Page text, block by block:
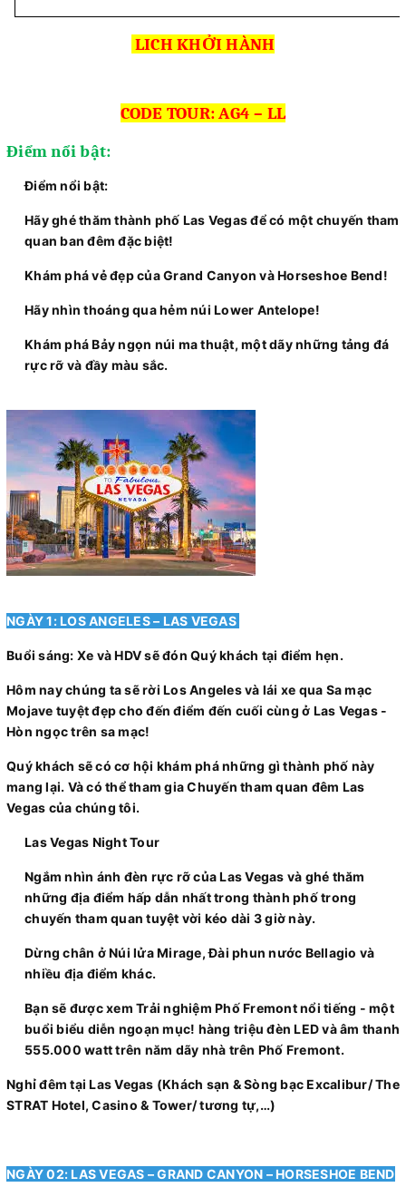
LICH KHỞI HÀNH
CODE TOUR: AG4 – LL
Điểm nổi bật:
Điểm nổi bật:
Hãy ghé thăm thành phố Las Vegas để có một chuyến tham
quan ban đêm đặc biệt!
Khám phá vẻ đẹp của Grand Canyon và Horseshoe Bend!
Hãy nhìn thoáng qua hẻm núi Lower Antelope!
Khám phá Bảy ngọn núi ma thuật, một dãy những tảng đá
rực rỡ và đầy màu sắc.
NGÀY 1: LOS ANGELES – LAS VEGAS
Buổi sáng: Xe và HDV sẽ đón Quý khách tại điểm hẹn.
Hôm nay chúng ta sẽ rời Los Angeles và lái xe qua Sa mạc
Mojave tuyệt đẹp cho đến điểm đến cuối cùng ở Las Vegas -
Hòn ngọc trên sa mạc!
Quý khách sẽ có cơ hội khám phá những gì thành phố này
mang lại. Và có thể tham gia Chuyến tham quan đêm Las
Vegas của chúng tôi.
Las Vegas Night Tour
Ngắm nhìn ánh đèn rực rỡ của Las Vegas và ghé thăm
những địa điểm hấp dẫn nhất trong thành phố trong
chuyến tham quan tuyệt vời kéo dài 3 giờ này.
Dừng chân ở Núi lửa Mirage, Đài phun nước Bellagio và
nhiều địa điểm khác.
Bạn sẽ được xem Trải nghiệm Phố Fremont nổi tiếng - một
buổi biểu diễn ngoạn mục! hàng triệu đèn LED và âm thanh
555.000 watt trên năm dãy nhà trên Phố Fremont.
Nghỉ đêm tại Las Vegas (Khách sạn & Sòng bạc Excalibur/ The
STRAT Hotel, Casino & Tower/ tương tự,…)
NGÀY 02: LAS VEGAS – GRAND CANYON – HORSESHOE BEND